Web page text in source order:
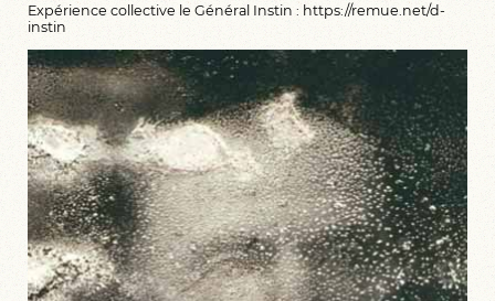
Expérience collective le Général Instin : https://remue.net/d-
instin